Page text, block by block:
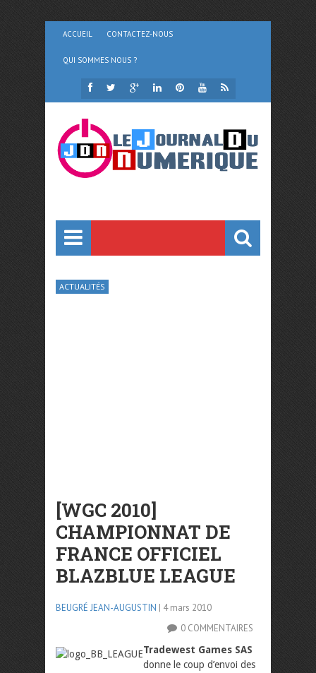
ACCUEIL CONTACTEZ-NOUS
QUI SOMMES NOUS ?
ACTUALITÉS
[WGC 2010]
CHAMPIONNAT DE
FRANCE OFFICIEL
BLAZBLUE LEAGUE
BEUGRÉ JEAN-AUGUSTIN | 4 mars 2010
0 COMMENTAIRES
Tradewest Games SAS
donne le coup d’envoi des